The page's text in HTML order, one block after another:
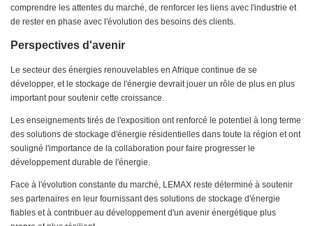
comprendre les attentes du marché, de renforcer les liens avec l'industrie et
de rester en phase avec l'évolution des besoins des clients.
Perspectives d'avenir
Le secteur des énergies renouvelables en Afrique continue de se
développer, et le stockage de l'énergie devrait jouer un rôle de plus en plus
important pour soutenir cette croissance.
Les enseignements tirés de l'exposition ont renforcé le potentiel à long terme
des solutions de stockage d'énergie résidentielles dans toute la région et ont
souligné l'importance de la collaboration pour faire progresser le
développement durable de l'énergie.
Face à l'évolution constante du marché, LEMAX reste déterminé à soutenir
ses partenaires en leur fournissant des solutions de stockage d'énergie
fiables et à contribuer au développement d'un avenir énergétique plus